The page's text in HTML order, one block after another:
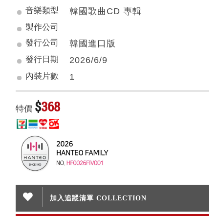
音樂類型 韓國歌曲CD 專輯
製作公司
發行公司
韓國進口版
發行日期 2026/6/9
內裝片數 1
特價 $368
加入追蹤清單 COLLECTION